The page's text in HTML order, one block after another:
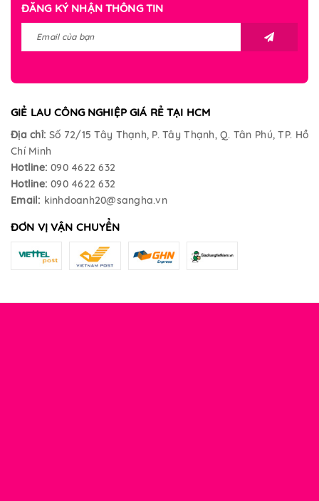
ĐĂNG KÝ NHẬN THÔNG TIN
GIẺ LAU CÔNG NGHIỆP GIÁ RẺ TẠI HCM
Địa chỉ: Số 72/15 Tây Thạnh, P. Tây Thạnh, Q. Tân Phú, TP. Hồ
Chí Minh
Hotline: 090 4622 632
Hotline: 090 4622 632
Email: kinhdoanh20@sangha.vn
ĐƠN VỊ VẬN CHUYỂN